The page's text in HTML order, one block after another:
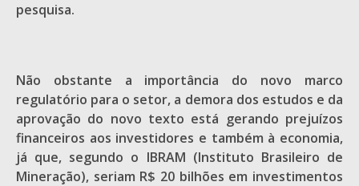
pesquisa.
Não obstante a importância do novo marco
regulatório para o setor, a demora dos estudos e da
aprovação do novo texto está gerando prejuízos
financeiros aos investidores e também à economia,
já que, segundo o IBRAM (Instituto Brasileiro de
Mineração), seriam R$ 20 bilhões em investimentos